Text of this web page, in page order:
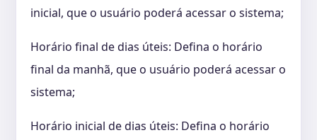
inicial, que o usuário poderá acessar o sistema;
Horário final de dias úteis: Defina o horário
final da manhã, que o usuário poderá acessar o
sistema;
Horário inicial de dias úteis: Defina o horário